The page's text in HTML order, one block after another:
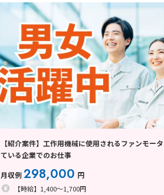
【紹介案件】工作用機械に使用されるファンモー
ている企業でのお仕事
月収例298,000 円
【時給】1,400～1,700円